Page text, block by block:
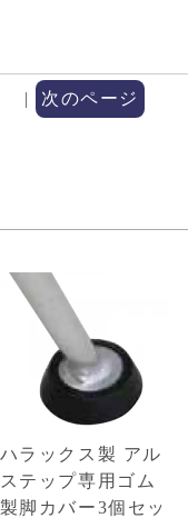
| 次のページ
ハラックス製 アル
ステップ専用ゴム
製脚カバー3個セッ